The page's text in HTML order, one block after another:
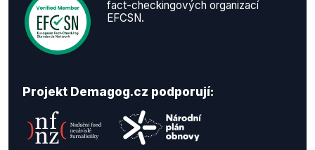
fact-checkingových organizací
EFCSN.
Projekt Demagog.cz podporují: